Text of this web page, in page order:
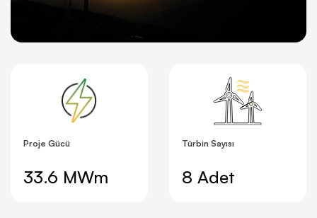
Proje Gücü
33.6 MWm
Türbin Sayısı
8 Adet